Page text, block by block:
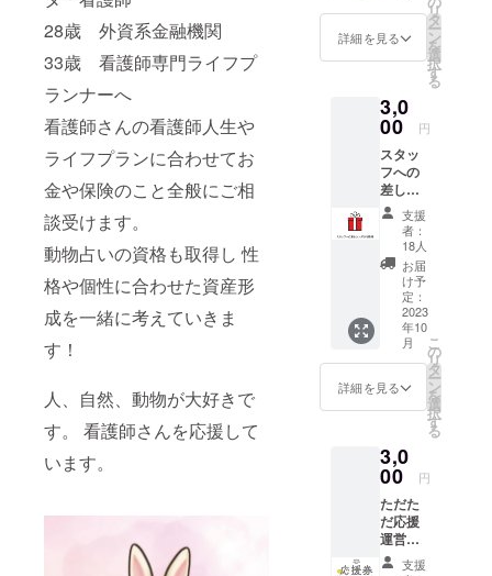
28歳 外資系金融機関
33歳 看護師専門ライフプ
ランナーへ
看護師さんの看護師人生や
ライフプランに合わせてお
金や保険のこと全般にご相
談受けます。
動物占いの資格も取得し 性
格や個性に合わせた資産形
成を一緒に考えていきま
す！
人、自然、動物が大好きで
す。 看護師さんを応援して
います。
す。メ
イン会
東京
ザ・グ
ホール
2F 第
２会
場：
Studio
日(土)
15日
(日)、両
けま
す。メ
イン会
場：サ
ンライ
ズビル
東京
ザ・グ
リーン
ホール
2F 第
２会
場：
Studio
C ※和漢
桃の
ウーロ
材料
名：
ン茶、
田七人
参、生
姜、柑
漢茶で
す） ※
和漢 桃
のウー
名称：
混合茶
原材料
名：
ウーロ
ン茶、
田七人
参、生
姜、柑
橘皮、
シナモ
ン、鶏
血藤、
サラシ
ア、橙
果実、
エキナ
グァバ
葉、高
麗人
参、霊
芝、金
銭草、
白花蛇
詳細を見る
リ
タ
ー
ン
を
選
択
す
る
3,0
00 円
スタッ
フへの
差し入
れでき
る権利
+ お礼
のメー
ルを送
ります
いただ
いた支
援は実
行委
員、コ
ンテン
ツ提供
日ボラ
ンティ
アス
タッフ
のお弁
当、交
通費等
支援
者：
18人
お届
け予
定：
2023
年10
月
詳細を見る
こ
の
リ
タ
ー
ン
を
選
択
す
る
3,0
00 円
ただた
だ応援
運営メ
ンバー
支援